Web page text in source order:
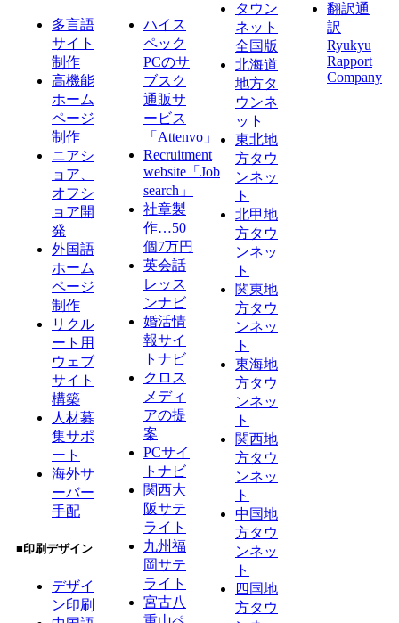
多言語
サイト
制作
高機能
ホーム
ページ
制作
ニアシ
ョア、
オフシ
ョア開
発
外国語
ホーム
ページ
制作
リクル
ート用
ウェブ
サイト
構築
人材募
集サポ
ート
海外サ
ーバー
手配
■印刷デザイン
デザイ
ン印刷
ハイス
ペック
PCのサ
ブスク
通販サ
ービス
「Attenvo」
Recruitment
website「Job
search」
社章製
作…50
個7万円
英会話
レッス
ンナビ
婚活情
報サイ
トナビ
クロス
メディ
アの提
案
PCサイ
トナビ
関西大
阪サテ
ライト
九州福
岡サテ
ライト
宮古八
タウン
ネット
全国版
北海道
地方タ
ウンネ
ット
東北地
方タウ
ンネッ
ト
北甲地
方タウ
ンネッ
ト
関東地
方タウ
ンネッ
ト
東海地
方タウ
ンネッ
ト
関西地
方タウ
ンネッ
ト
中国地
方タウ
ンネッ
ト
四国地
方タウ
翻訳通
訳
Ryukyu
Rapport
Company